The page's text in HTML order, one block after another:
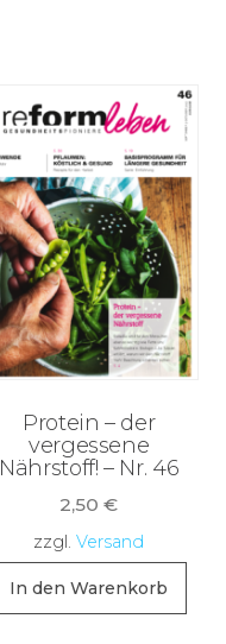
Protein – der
vergessene
Nährstoff! – Nr. 46
2,50€
zzgl.Versand
In den Warenkorb